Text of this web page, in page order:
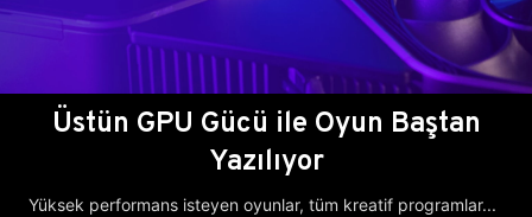
Üstün GPU Gücü ile Oyun Baştan
Yazılıyor
Yüksek performans isteyen oyunlar, tüm kreatif programlar...